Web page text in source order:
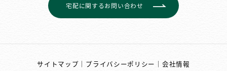
宅配に関するお問い合わせ
サイトマップ ｜ プライバシーポリシー ｜ 会社情報